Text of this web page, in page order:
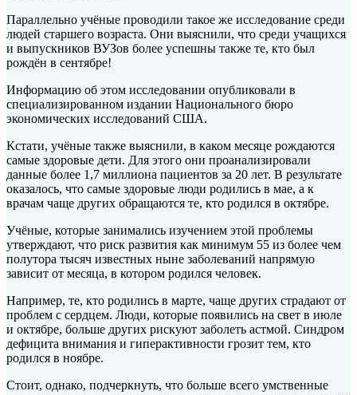
Параллельно учёные проводили такое же исследование среди
людей старшего возраста. Они выяснили, что среди учащихся
и выпускников ВУЗов более успешны также те, кто был
рождён в сентябре!
Информацию об этом исследовании опубликовали в
специализированном издании Национального бюро
экономических исследований США.
Кстати, учёные также выяснили, в каком месяце рождаются
самые здоровые дети. Для этого они проанализировали
данные более 1,7 миллиона пациентов за 20 лет. В результате
оказалось, что самые здоровые люди родились в мае, а к
врачам чаще других обращаются те, кто родился в октябре.
Учёные, которые занимались изучением этой проблемы
утверждают, что риск развития как минимум 55 из более чем
полутора тысяч известных ныне заболеваний напрямую
зависит от месяца, в котором родился человек.
Например, те, кто родились в марте, чаще других страдают от
проблем с сердцем. Люди, которые появились на свет в июле
и октябре, больше других рискуют заболеть астмой. Синдром
дефицита внимания и гиперактивности грозит тем, кто
родился в ноябре.
Стоит, однако, подчеркнуть, что больше всего умственные